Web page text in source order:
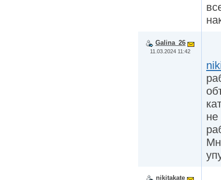
Galina_26
11.03.2024 11:42
не
nikitakate